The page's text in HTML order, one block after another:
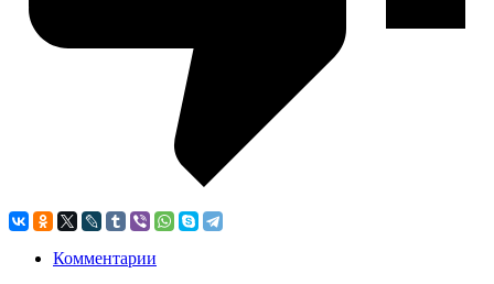
Комментарии